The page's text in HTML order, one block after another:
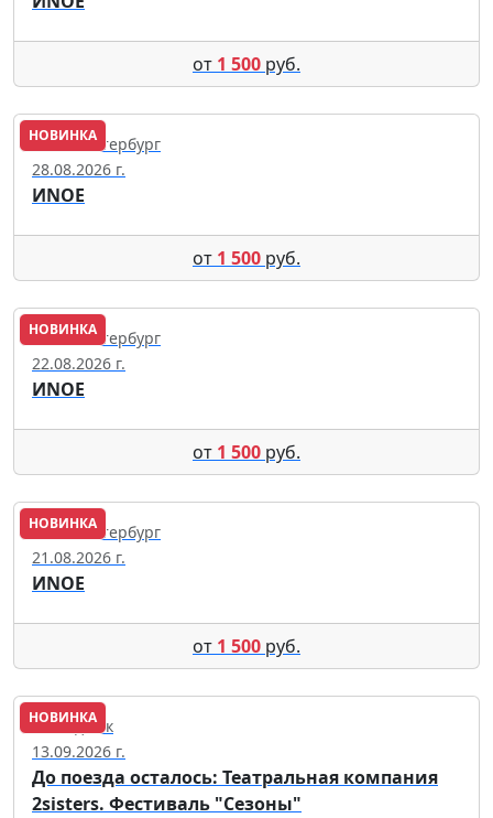
от 1 500 руб.
НОВИНКА
Санкт-Петербург
28.08.2026 г.
ИNОЕ
от 1 500 руб.
НОВИНКА
Санкт-Петербург
22.08.2026 г.
ИNОЕ
от 1 500 руб.
НОВИНКА
Санкт-Петербург
21.08.2026 г.
ИNОЕ
от 1 500 руб.
НОВИНКА
Геленджик
13.09.2026 г.
До поезда осталось: Театральная компания
2sisters. Фестиваль "Сезоны"